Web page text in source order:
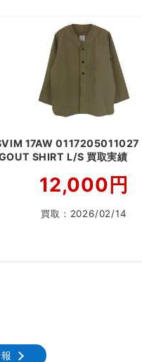
17AW 0117205011027
SHIRT L/S 買取実績
12,000円
買取： 2026/02/14